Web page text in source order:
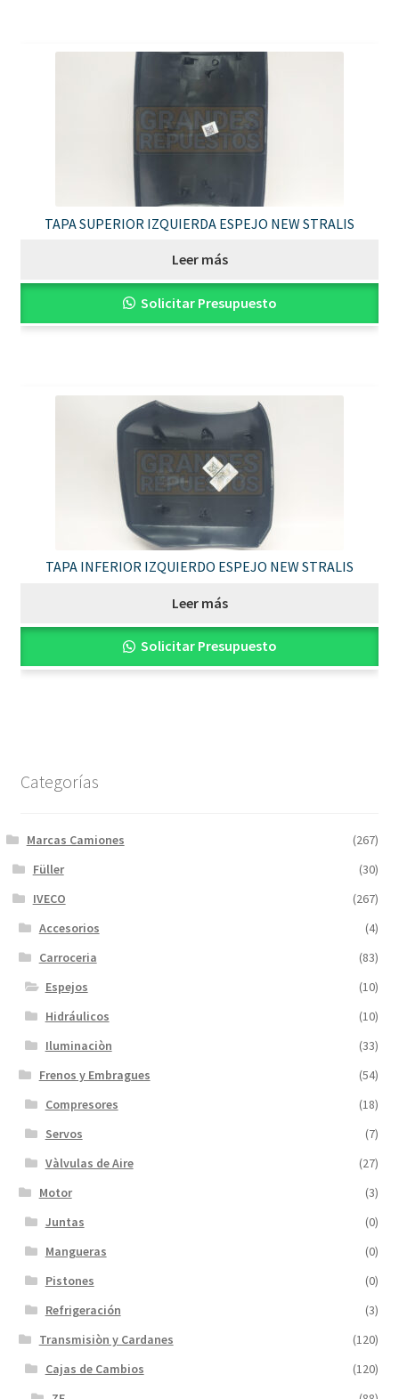
TAPA SUPERIOR IZQUIERDA ESPEJO NEW STRALIS
Leer más
Solicitar Presupuesto
TAPA INFERIOR IZQUIERDO ESPEJO NEW STRALIS
Leer más
Solicitar Presupuesto
Categorías
Marcas Camiones
(267)
Füller
(30)
IVECO
(267)
Accesorios
(4)
Carroceria
(83)
Espejos
(10)
Hidráulicos
(10)
Iluminaciòn
(33)
Frenos y Embragues
(54)
Compresores
(18)
Servos
(7)
Vàlvulas de Aire
(27)
Motor
(3)
Juntas
(0)
Mangueras
(0)
Pistones
(0)
Refrigeración
(3)
Transmisiòn y Cardanes
(120)
Cajas de Cambios
(120)